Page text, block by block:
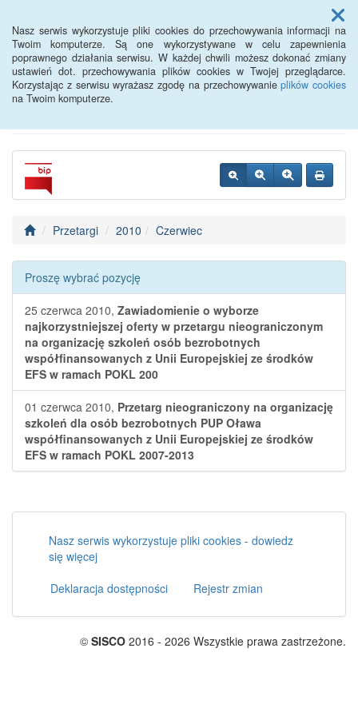
Nasz serwis wykorzystuje pliki cookies do przechowywania informacji na
Twoim komputerze. Są one wykorzystywane w celu zapewnienia
poprawnego działania serwisu. W każdej chwili możesz dokonać zmiany
ustawień dot. przechowywania plików cookies w Twojej przeglądarce.
Korzystając z serwisu wyrażasz zgodę na przechowywanieplików cookies
na Twoim komputerze.
Menu
Powiatowy Urząd Pracy w
Oławie
Przetargi 2010 Czerwiec
Proszę wybrać pozycję
25 czerwca 2010, Zawiadomienie o wyborze
najkorzystniejszej oferty w przetargu nieograniczonym
na organizację szkoleń osób bezrobotnych
współfinansowanych z Unii Europejskiej ze środków
EFS w ramach POKL 200
01 czerwca 2010, Przetarg nieograniczony na organizację
szkoleń dla osób bezrobotnych PUP Oława
współfinansowanych z Unii Europejskiej ze środków
EFS w ramach POKL 2007-2013
Nasz serwis wykorzystuje pliki cookies - dowiedz
się więcej
Deklaracja dostępności
Rejestr zmian
© SISCO 2016 - 2026 Wszystkie prawa zastrzeżone.